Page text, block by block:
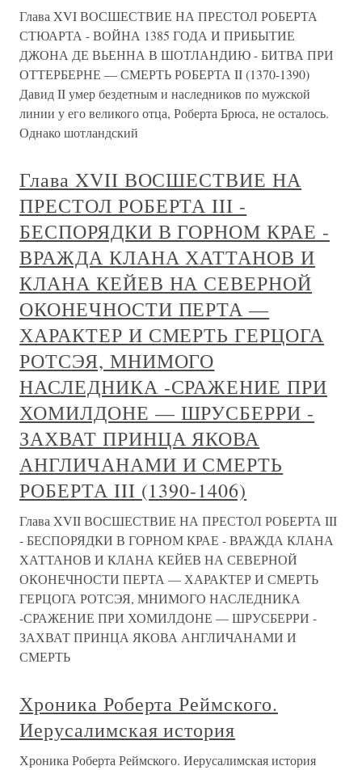
Глава XVI ВОСШЕСТВИЕ НА ПРЕСТОЛ РОБЕРТА
СТЮАРТА - ВОЙНА 1385 ГОДА И ПРИБЫТИЕ
ДЖОНА ДЕ ВЬЕННА В ШОТЛАНДИЮ - БИТВА ПРИ
ОТТЕРБЕРНЕ — СМЕРТЬ РОБЕРТА II (1370-1390)
Давид II умер бездетным и наследников по мужской
линии у его великого отца, Роберта Брюса, не осталось.
Однако шотландский
Глава XVII ВОСШЕСТВИЕ НА
ПРЕСТОЛ РОБЕРТА III -
БЕСПОРЯДКИ В ГОРНОМ КРАЕ -
ВРАЖДА КЛАНА ХАТТАНОВ И
КЛАНА КЕЙЕВ НА СЕВЕРНОЙ
ОКОНЕЧНОСТИ ПЕРТА —
ХАРАКТЕР И СМЕРТЬ ГЕРЦОГА
РОТСЭЯ, МНИМОГО
НАСЛЕДНИКА -СРАЖЕНИЕ ПРИ
ХОМИЛДОНЕ — ШРУСБЕРРИ -
ЗАХВАТ ПРИНЦА ЯКОВА
АНГЛИЧАНАМИ И СМЕРТЬ
РОБЕРТА III (1390-1406)
Глава XVII ВОСШЕСТВИЕ НА ПРЕСТОЛ РОБЕРТА III
- БЕСПОРЯДКИ В ГОРНОМ КРАЕ - ВРАЖДА КЛАНА
ХАТТАНОВ И КЛАНА КЕЙЕВ НА СЕВЕРНОЙ
ОКОНЕЧНОСТИ ПЕРТА — ХАРАКТЕР И СМЕРТЬ
ГЕРЦОГА РОТСЭЯ, МНИМОГО НАСЛЕДНИКА
-СРАЖЕНИЕ ПРИ ХОМИЛДОНЕ — ШРУСБЕРРИ -
ЗАХВАТ ПРИНЦА ЯКОВА АНГЛИЧАНАМИ И
СМЕРТЬ
Хроника Роберта Реймского.
Иерусалимская история
Хроника Роберта Реймского. Иерусалимская история